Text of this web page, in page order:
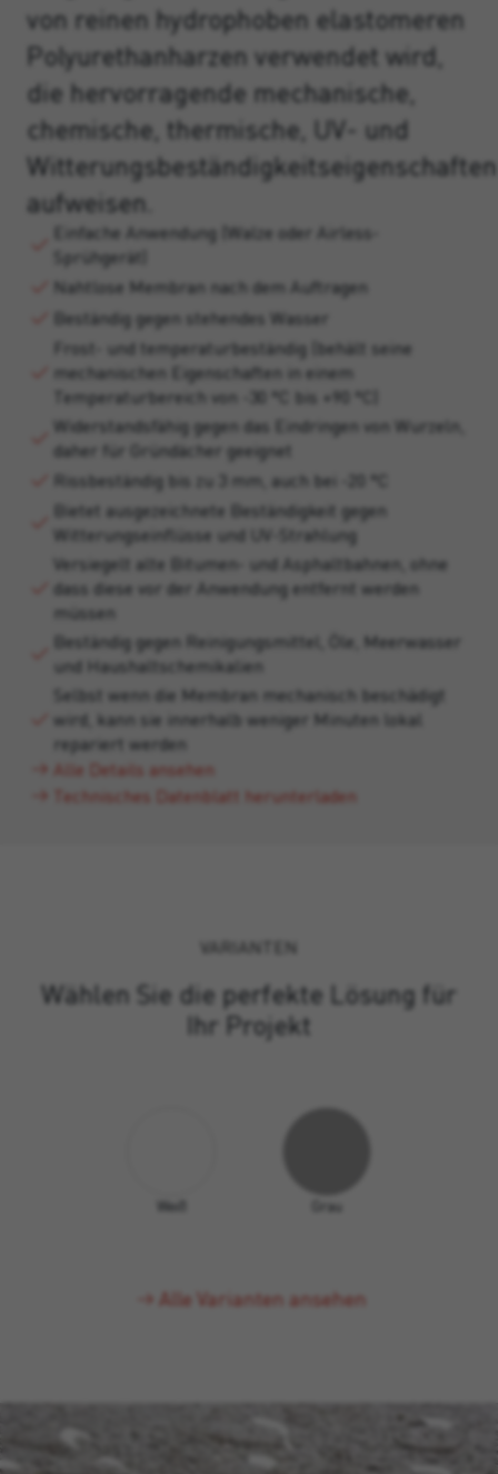
von reinen hydrophoben elastomeren
Polyurethanharzen verwendet wird,
die hervorragende mechanische,
chemische, thermische, UV- und
Witterungsbeständigkeitseigenschaften
aufweisen.
Einfache Anwendung (Walze oder Airless-
Sprühgerät)
Nahtlose Membran nach dem Auftragen
Beständig gegen stehendes Wasser
Frost- und temperaturbeständig (behält seine
mechanischen Eigenschaften in einem
Temperaturbereich von -30 °C bis +90 °C)
Widerstandsfähig gegen das Eindringen von Wurzeln,
daher für Gründächer geeignet
Rissbeständig bis zu 3 mm, auch bei -20 °C
Bietet ausgezeichnete Beständigkeit gegen
Witterungseinflüsse und UV-Strahlung
Versiegelt alte Bitumen- und Asphaltbahnen, ohne
dass diese vor der Anwendung entfernt werden
müssen
Beständig gegen Reinigungsmittel, Öle, Meerwasser
und Haushaltschemikalien
Selbst wenn die Membran mechanisch beschädigt
wird, kann sie innerhalb weniger Minuten lokal
repariert werden
Alle Details ansehen
Technisches Datenblatt herunterladen
VARIANTEN
Wählen Sie die perfekte Lösung für
Ihr Projekt
Weiß Grau
Alle Varianten ansehen